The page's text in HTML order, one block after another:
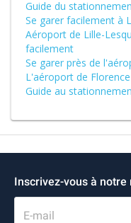
Guide du
Se garer facilement à
Aéroport de Lille-
facilement
Se garer près de
L'aéroport de Florence
Guide au
Inscrivez-vous à notre
E-mail